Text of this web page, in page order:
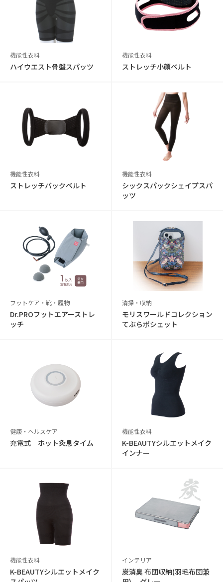
機能性衣料
ハイウエスト骨盤スパッツ
機能性衣料
ストレッチ小顔ベルト
機能性衣料
ストレッチバックベルト
機能性衣料
シックスパックシェイプスパ
ッツ
フットケア・靴・履物
Dr.PROフットエアーストレ
ッチ
清掃・収納
モリスワールドコレクション
てぶらポシェット
健康・ヘルスケア
充電式 ホット灸息タイム
機能性衣料
K-BEAUTYシルエットメイク
インナー
機能性衣料
K-BEAUTYシルエットメイク
インテリア
炭消臭 布団収納(羽毛布団兼